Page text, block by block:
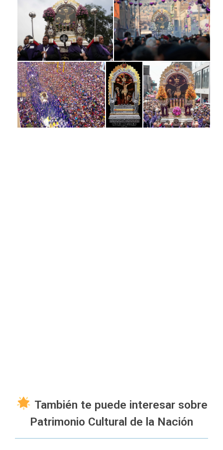
También te puede interesar sobre
Patrimonio Cultural de la Nación